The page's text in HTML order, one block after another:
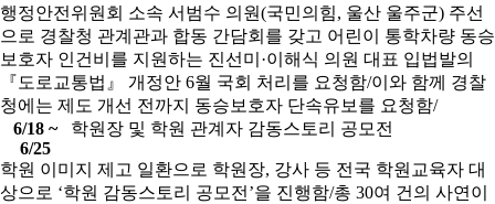
행정안전위원회 소속 서범수 의원(국민의힘, 울산 울주군) 주선
으로 경찰청 관계관과 합동 간담회를 갖고 어린이 통학차량 동승
보호자 인건비를 지원하는 진선미·이해식 의원 대표 입법발의
『도로교통법』 개정안 6월 국회 처리를 요청함/이와 함께 경찰
청에는 제도 개선 전까지 동승보호자 단속유보를 요청함/
6/18 ~
6/25
학원장 및 학원 관계자 감동스토리 공모전
학원 이미지 제고 일환으로 학원장, 강사 등 전국 학원교육자 대
상으로 ‘학원 감동스토리 공모전’을 진행함/총 30여 건의 사연이